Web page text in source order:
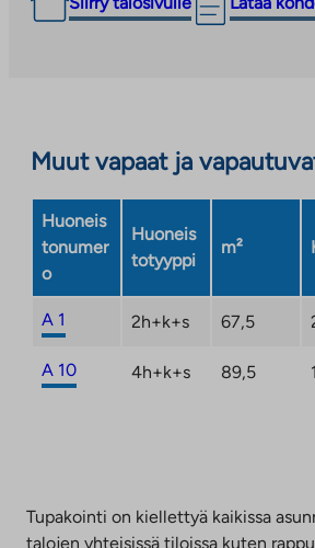
uuteen
Muut vapaat ja
Huoneis
tonumer
o
Huoneis
totyyppi
m²
A 1 2h+k+s 67,5
A 10 4h+k+s 89,5
Tupakointi on kiellettyä kaikissa
talojen yhteisissä tiloissa kuten